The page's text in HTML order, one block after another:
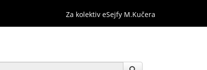
Za kolektiv eSejfy M.Kučera